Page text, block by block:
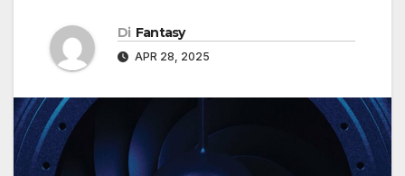
Di Fantasy
APR 28, 2025